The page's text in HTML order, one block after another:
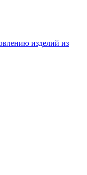
изделий из